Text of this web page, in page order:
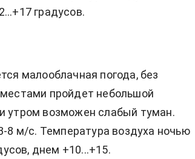
градусов.
малооблачная погода, без
пройдет небольшой
утром возможен слабый туман.
8 м/с. Температура воздуха ночью
днем +10...+15.